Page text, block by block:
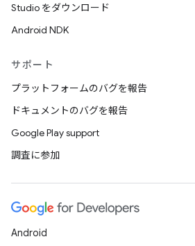
Studio をダウンロード
Android NDK
サポート
プラットフォームのバグを報告
ドキュメントのバグを報告
Google Play support
調査に参加
Android